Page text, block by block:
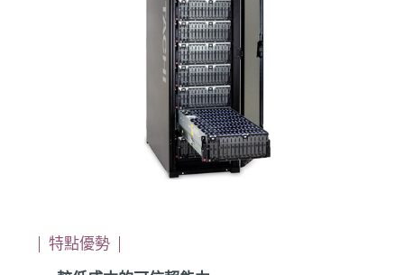
特點優勢